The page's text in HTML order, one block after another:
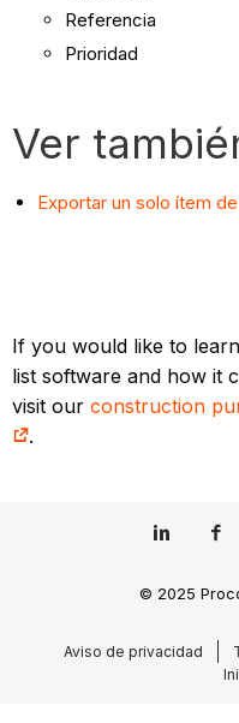
Referencia
Prioridad
Ver
Exportar un solo ítem
If you would like to
list software and how it
visit ourconstruction
.
© 2025
Aviso de privacidad